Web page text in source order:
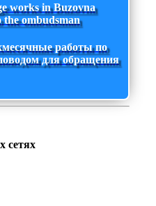
works in Buzovna
ombudsman
работы по
для обращения
сетях